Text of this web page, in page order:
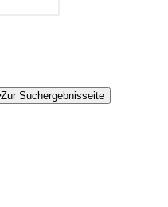
Zur Suchergebnisseite